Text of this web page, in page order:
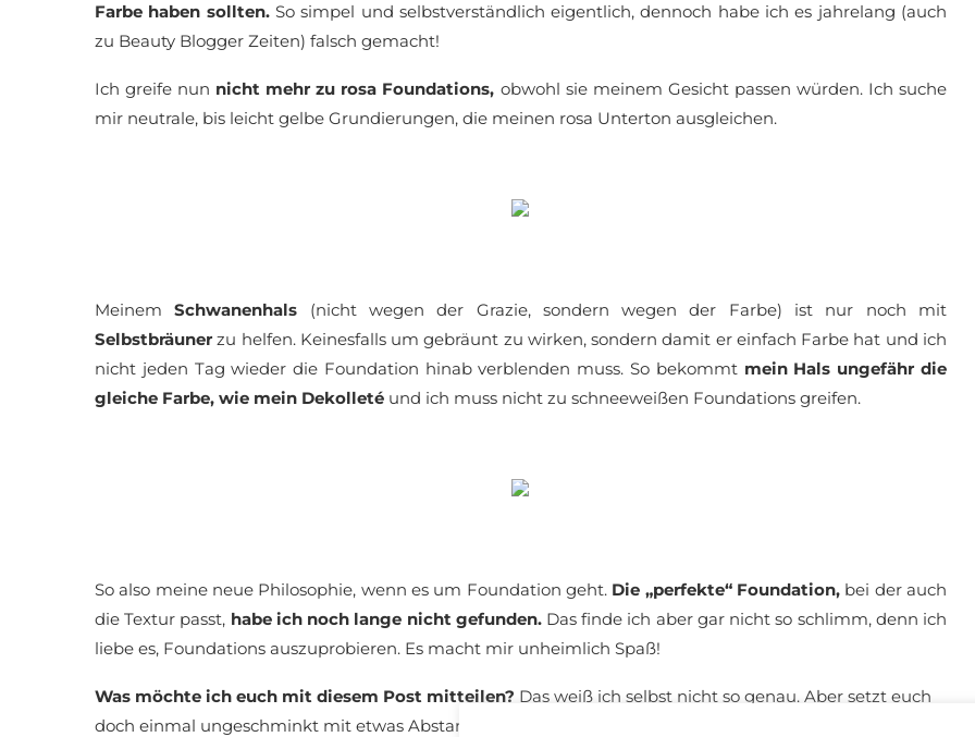
Farbe haben sollten. So simpel und selbstverständlich eigentlich, dennoch habe ich es jahrelang (auch
zu Beauty Blogger Zeiten) falsch gemacht!
Ich greife nun nicht mehr zu rosa Foundations, obwohl sie meinem Gesicht passen würden. Ich suche
mir neutrale, bis leicht gelbe Grundierungen, die meinen rosa Unterton ausgleichen.
MeinemSchwanenhals (nicht wegen der Grazie, sondern wegen der Farbe) ist nur noch mit
Selbstbräuner zu helfen. Keinesfalls um gebräunt zu wirken, sondern damit er einfach Farbe hat und ich
nicht jeden Tag wieder die Foundation hinab verblenden muss. So bekommt mein Hals ungefähr die
gleiche Farbe, wie mein Dekolleté und ich muss nicht zu schneeweißen Foundations greifen.
So also meine neue Philosophie, wenn es um Foundation geht. Die „perfekte“ Foundation, bei der auch
die Textur passt, habe ich noch lange nicht gefunden.Das finde ich aber gar nicht so schlimm, denn ich
liebe es, Foundations auszuprobieren. Es macht mir unheimlich Spaß!
Was möchte ich euch mit diesem Post mitteilen? Das weiß ich selbst nicht so genau. Aber setzt euch
doch einmal ungeschminkt mit etwas Abstand vor den Spiegel und inspiziert genau euer Gesicht, Hals